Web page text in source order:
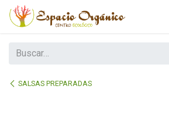
Ir al contenido
SALSAS PREPARADAS